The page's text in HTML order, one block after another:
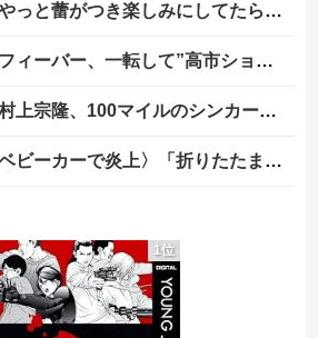
楽しみにしてたら動物の死肉に擬態（外観・腐肉臭）する花が！
して”高市ショック”へ…支持率も市場も急降下ｗｗｗｗｗｗｗｗ
向に・・・2戦連発の26号ソロホームラン」→「羨ましすぎる 韓国はこんな打者がいなのか」「ア...
〉「折りたたまず乗車できる」はずなのに…JR東日本が示した見解
手に動画や写真を撮影したメディア取材陣、挙句の果てに要求してきたのは……
のは暇人です」→ネット民、一言で片付けられてしまうｗｗｗｗｗ
1位